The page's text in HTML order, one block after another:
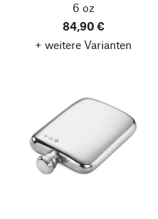
6 oz
84,90 €
+ weitere Varianten